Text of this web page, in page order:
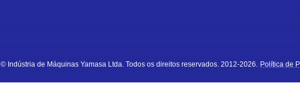
© Indústria de Máquinas Yamasa Ltda. Todos os direitos reservados. 2012-2026. Política de